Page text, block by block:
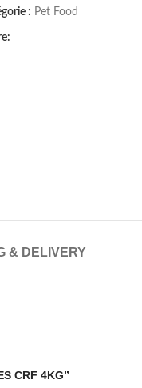
: Pet Food
& DELIVERY
CRF 4KG”